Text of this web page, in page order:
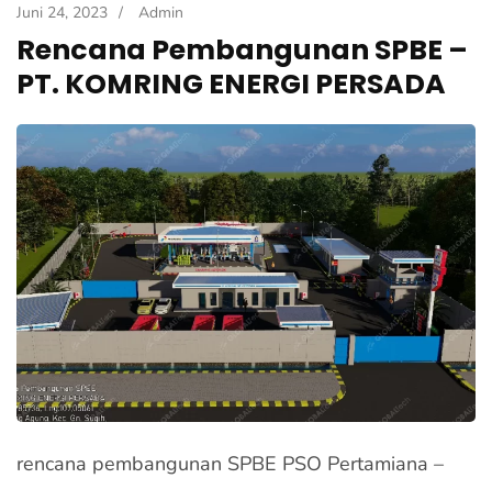
Juni 24, 2023 / Admin
Rencana Pembangunan SPBE –
PT. KOMRING ENERGI PERSADA
rencana pembangunan SPBE PSO Pertamiana –